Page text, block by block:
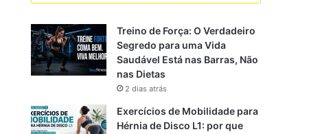
Treino de Força: O Verdadeiro
Segredo para uma Vida
Saudável Está nas Barras, Não
nas Dietas
2 dias atrás
Exercícios de Mobilidade para
Hérnia de Disco L1: por que